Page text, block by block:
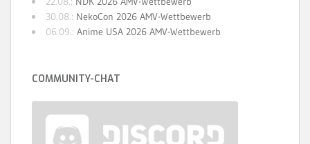
30.08.: NekoCon 2026 AMV-Wettbewerb
06.09.: Anime USA 2026 AMV-Wettbewerb
COMMUNITY-CHAT